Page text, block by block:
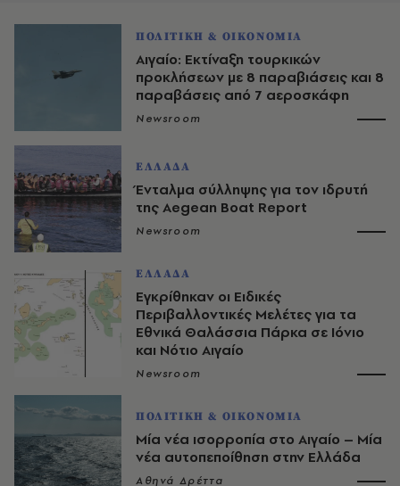
ΠΟΛΙΤΙΚΗ & ΟΙΚΟΝΟΜΙΑ
Αιγαίο: Εκτίναξη τουρκικών
προκλήσεων με 8 παραβιάσεις και 8
παραβάσεις από 7 αεροσκάφη
Newsroom
ΕΛΛΑΔΑ
Ένταλμα σύλληψης για τον ιδρυτή
της Aegean Boat Report
Newsroom
ΕΛΛΑΔΑ
Εγκρίθηκαν οι Ειδικές
Περιβαλλοντικές Μελέτες για τα
Εθνικά Θαλάσσια Πάρκα σε Ιόνιο
και Νότιο Αιγαίο
Newsroom
ΠΟΛΙΤΙΚΗ & ΟΙΚΟΝΟΜΙΑ
Μία νέα ισορροπία στο Αιγαίο – Μία
νέα αυτοπεποίθηση στην Ελλάδα
Αθηνά Δρέττα